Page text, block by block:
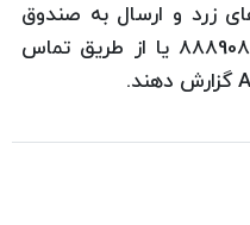
زرد و ارسال به صندوق
پستی 948-14185 یا نمابر 88890857 یا از طریق تماس